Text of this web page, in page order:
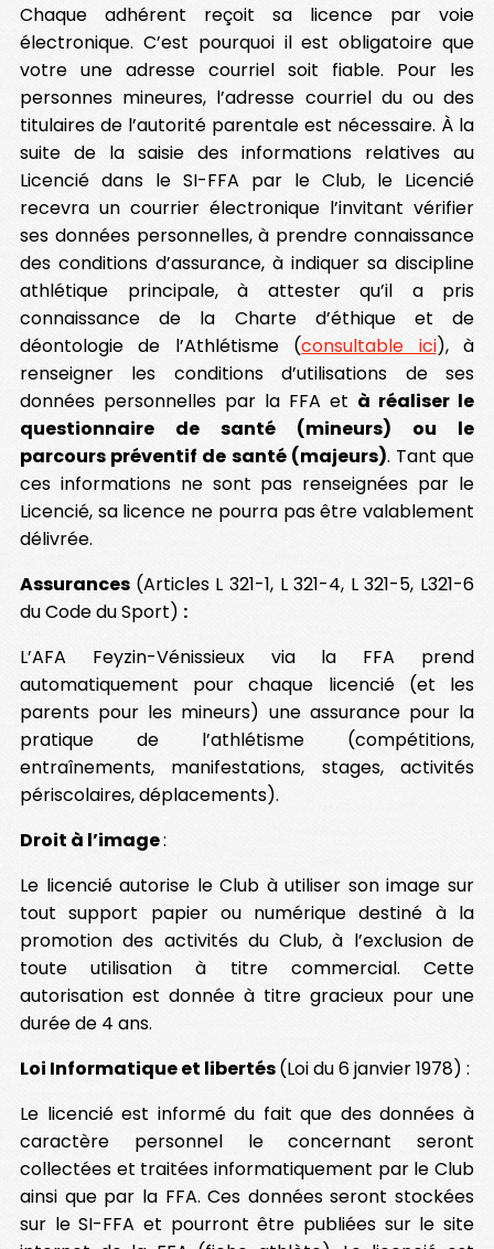
Chaque adhérent reçoit sa licence par voie
électronique. C’est pourquoi il est obligatoire que
votre une adresse courriel soit fiable. Pour les
personnes mineures, l’adresse courriel du ou des
titulaires de l’autorité parentale est nécessaire. À la
suite de la saisie des informations relatives au
Licencié dans le SI-FFA par le Club, le Licencié
recevra un courrier électronique l’invitant vérifier
ses données personnelles, à prendre connaissance
des conditions d’assurance, à indiquer sa discipline
athlétique principale, à attester qu’il a pris
connaissance de la Charte d’éthique et de
déontologie de l’Athlétisme (consultable ici), à
renseigner les conditions d’utilisations de ses
données personnelles par la FFA et à réaliser le
questionnaire de santé (mineurs) ou le
parcours préventif de santé (majeurs). Tant que
ces informations ne sont pas renseignées par le
Licencié, sa licence ne pourra pas être valablement
délivrée.
Assurances (Articles L 321-1, L 321-4, L 321-5, L321-6
du Code du Sport) :
L’AFA Feyzin-Vénissieux via la FFA prend
automatiquement pour chaque licencié (et les
parents pour les mineurs) une assurance pour la
pratique de l’athlétisme (compétitions,
entraînements, manifestations, stages, activités
périscolaires, déplacements).
Droit à l’image:
Le licencié autorise le Club à utiliser son image sur
tout support papier ou numérique destiné à la
promotion des activités du Club, à l’exclusion de
toute utilisation à titre commercial. Cette
autorisation est donnée à titre gracieux pour une
durée de 4 ans.
Loi Informatique et libertés(Loi du 6 janvier 1978) :
Le licencié est informé du fait que des données à
caractère personnel le concernant seront
collectées et traitées informatiquement par le Club
ainsi que par la FFA. Ces données seront stockées
sur le SI-FFA et pourront être publiées sur le site